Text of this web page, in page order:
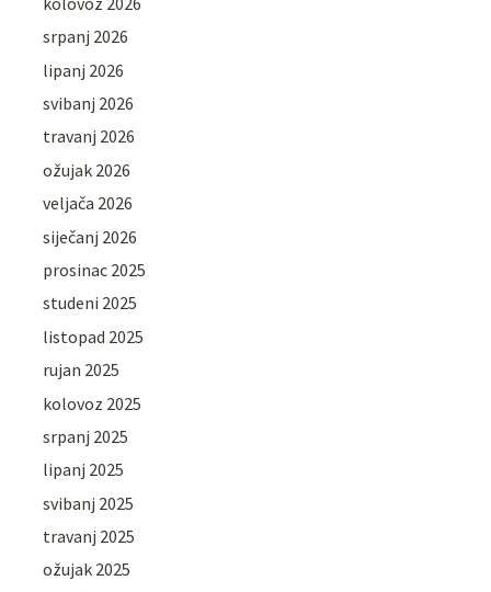
srpanj 2026
lipanj 2026
svibanj 2026
travanj 2026
ožujak 2026
veljača 2026
siječanj 2026
prosinac 2025
studeni 2025
listopad 2025
rujan 2025
kolovoz 2025
srpanj 2025
lipanj 2025
svibanj 2025
travanj 2025
ožujak 2025